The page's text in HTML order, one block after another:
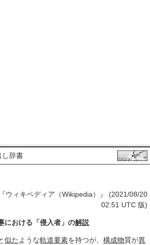
し辞書
ウィキペディア（Wikipedia）』 (2021/08/20
02:51 UTC 版)
における「侵入者」の解説
似たような軌道要素を持つが、 構成物質が異